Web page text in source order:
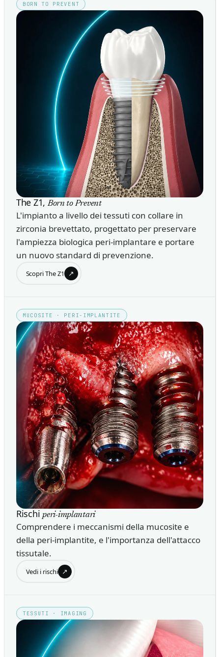
BORN TO PREVENT
The Z1,Born to Prevent
L'impianto a livello dei tessuti con collare in
zirconia brevettato, progettato per preservare
l'ampiezza biologica peri-implantare e portare
un nuovo standard di prevenzione.
Scopri The Z1 ↗
MUCOSITE · PERI-IMPLANTITE
Rischiperi-implantari
Comprendere i meccanismi della mucosite e
della peri-implantite, e l'importanza dell'attacco
tissutale.
Vedi i rischi ↗
TESSUTI · IMAGING